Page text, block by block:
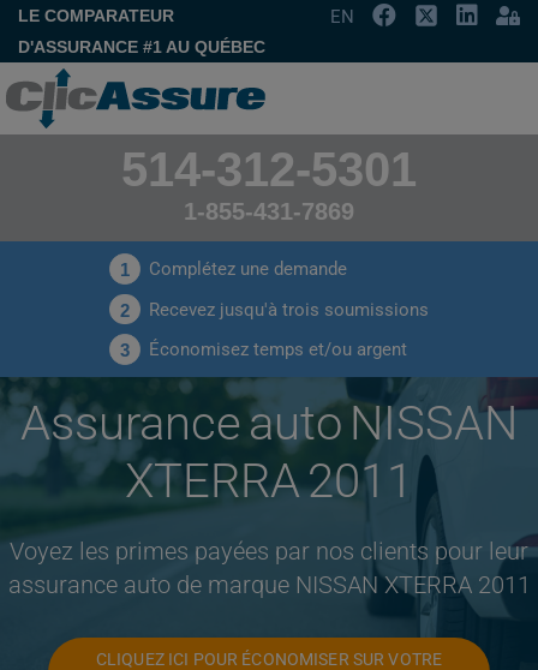
LE COMPARATEUR
D'ASSURANCE #1 AU QUÉBEC
EN
514-312-5301
1-855-431-7869
1 Complétez une demande
2 Recevez jusqu'à trois soumissions
3 Économisez temps et/ou argent
Assurance auto NISSAN
XTERRA 2011
Voyez les primes payées par nos clients pour leur
assurance auto de marque NISSAN XTERRA 2011
CLIQUEZ ICI POUR ÉCONOMISER SUR VOTRE